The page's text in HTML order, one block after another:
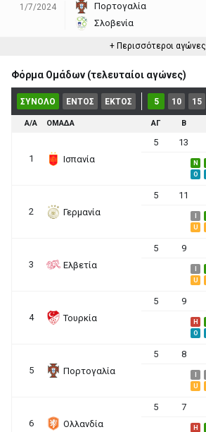
1/7/2024
Πορτογαλία
Σλοβενία
+ Περισσότεροι αγώνες
Φόρμα Ομάδων (τελευταίοι αγώνες)
ΣΥΝΟΛΟ ΕΝΤΟΣ ΕΚΤΟΣ 5 10 15
Α/Α ΟΜΑΔΑ ΑΓ Β
1 Ισπανία
5 13
N
O
2 Γερμανία
5 11
U
3 Ελβετία
5 9
U
4 Τουρκία
5 9
H
O
5 Πορτογαλία
5 8
U
6 Ολλανδία
5 7
H